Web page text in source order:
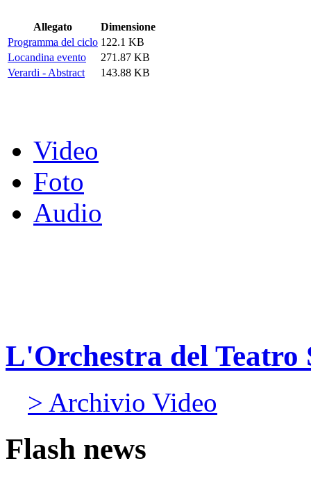
Allegato
Dimensione
Programma del ciclo 122.1 KB
Locandina evento
271.87 KB
Verardi - Abstract
143.88 KB
Video
Foto
Audio
L'Orchestra del
> Archivio Video
Flash news